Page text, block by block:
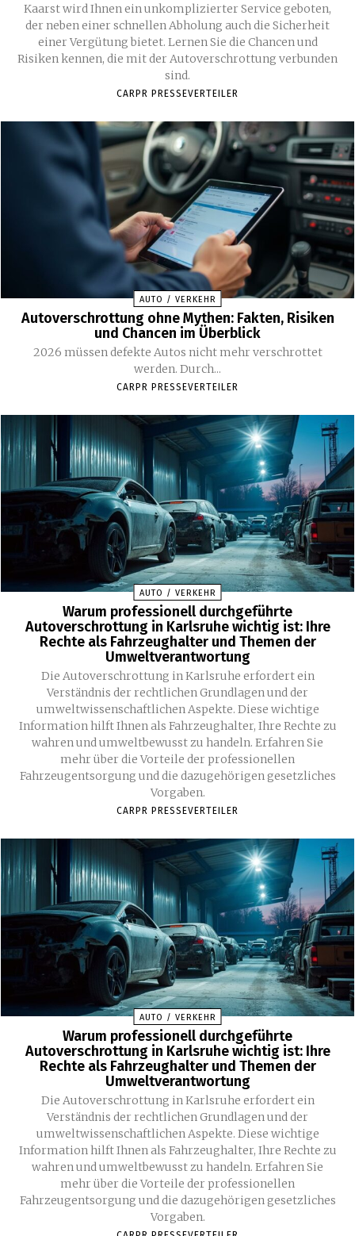
Kaarst wird Ihnen ein unkomplizierter Service geboten,
der neben einer schnellen Abholung auch die Sicherheit
einer Vergütung bietet. Lernen Sie die Chancen und
Risiken kennen, die mit der Autoverschrottung verbunden
sind.
CARPR PRESSEVERTEILER
AUTO / VERKEHR
Autoverschrottung ohne Mythen: Fakten, Risiken
und Chancen im Überblick
2026 müssen defekte Autos nicht mehr verschrottet
werden. Durch...
CARPR PRESSEVERTEILER
AUTO / VERKEHR
Warum professionell durchgeführte
Autoverschrottung in Karlsruhe wichtig ist: Ihre
Rechte als Fahrzeughalter und Themen der
Umweltverantwortung
Die Autoverschrottung in Karlsruhe erfordert ein
Verständnis der rechtlichen Grundlagen und der
umweltwissenschaftlichen Aspekte. Diese wichtige
Information hilft Ihnen als Fahrzeughalter, Ihre Rechte zu
wahren und umweltbewusst zu handeln. Erfahren Sie
mehr über die Vorteile der professionellen
Fahrzeugentsorgung und die dazugehörigen gesetzliches
Vorgaben.
CARPR PRESSEVERTEILER
AUTO / VERKEHR
Warum professionell durchgeführte
Autoverschrottung in Karlsruhe wichtig ist: Ihre
Rechte als Fahrzeughalter und Themen der
Umweltverantwortung
Die Autoverschrottung in Karlsruhe erfordert ein
Verständnis der rechtlichen Grundlagen und der
umweltwissenschaftlichen Aspekte. Diese wichtige
Information hilft Ihnen als Fahrzeughalter, Ihre Rechte zu
wahren und umweltbewusst zu handeln. Erfahren Sie
mehr über die Vorteile der professionellen
Fahrzeugentsorgung und die dazugehörigen gesetzliches
Vorgaben.